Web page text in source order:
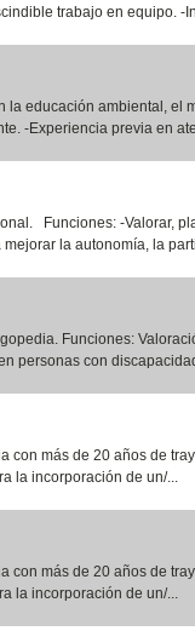
trabajo en equipo. -
la educación ambiental, el
-Experiencia previa en
Funciones: -Valorar,
la autonomía, la
Funciones:
personas con
con más de 20 años de
la incorporación de un/...
con más de 20 años de
la incorporación de un/...